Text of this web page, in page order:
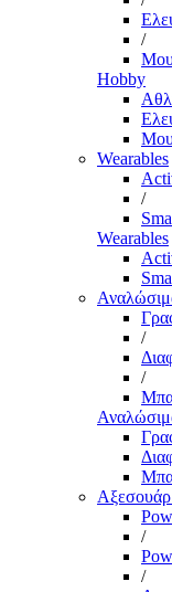
/
Hobby
Wearables
/
Wearables
/
/
/
/